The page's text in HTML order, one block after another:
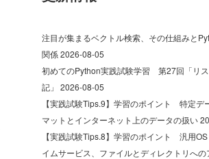
注目が集まるベクトル検索、その仕組みと
関係2026-08-05
初めてのPython実践試験学習 第27回「リ
記」 2026-08-05
【実践試験Tips.9】学習のポイント 特定デ
マットとインターネット上のデータの扱い
【実践試験Tips.8】学習のポイント 汎用OS
イムサービス、ファイルとディレクトリへの